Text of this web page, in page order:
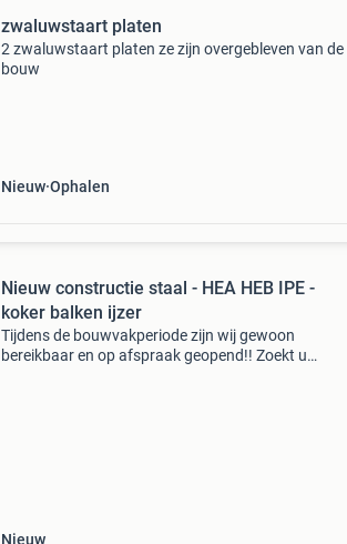
zwaluwstaart platen
2 zwaluwstaart platen ze zijn overgebleven van de
bouw
Nieuw Ophalen
Nieuw constructie staal - HEA HEB IPE -
koker balken ijzer
Tijdens de bouwvakperiode zijn wij gewoon
bereikbaar en op afspraak geopend!! Zoekt u
Nieuw